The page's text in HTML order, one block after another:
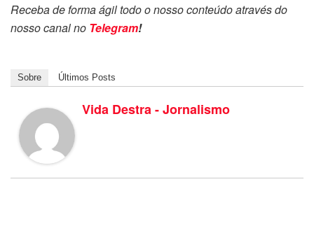
Receba de forma ágil todo o nosso conteúdo através do
nosso canal no Telegram!
Sobre Últimos Posts
Vida Destra - Jornalismo